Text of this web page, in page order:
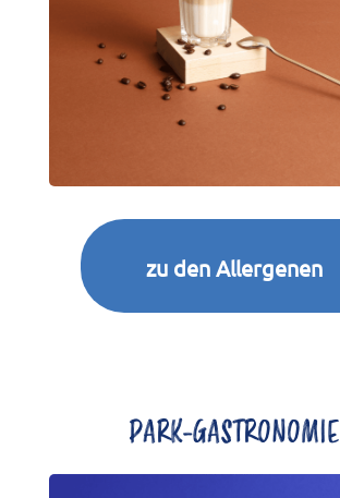
zu den Allergenen
PARK-GASTRONOMIE